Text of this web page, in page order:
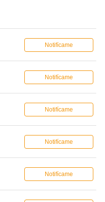
Notifícame
Notifícame
Notifícame
Notifícame
Notifícame